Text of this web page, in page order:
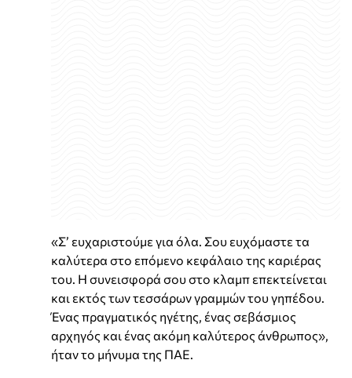
«Σ’ ευχαριστούμε για όλα. Σου ευχόμαστε τα
καλύτερα στο επόμενο κεφάλαιο της καριέρας
του. Η συνεισφορά σου στο κλαμπ επεκτείνεται
και εκτός των τεσσάρων γραμμών του γηπέδου.
Ένας πραγματικός ηγέτης, ένας σεβάσμιος
αρχηγός και ένας ακόμη καλύτερος άνθρωπος»,
ήταν το μήνυμα της ΠΑΕ.